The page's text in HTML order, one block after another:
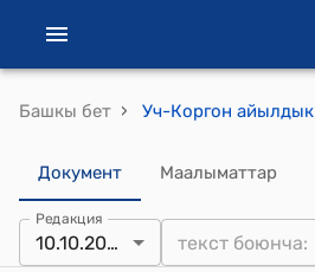
Башкы бет ›
Документ Маалыматтар
Редакция
10.10.2025